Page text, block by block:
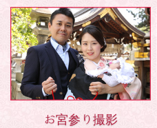
お宮参り撮影